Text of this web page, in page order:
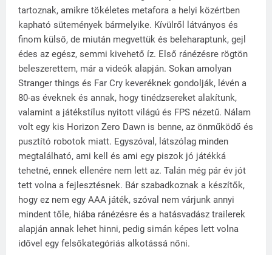
tartoznak, amikre tökéletes metafora a helyi közértben
kapható sütemények bármelyike. Kívülről látványos és
finom külső, de miután megvettük és beleharaptunk, gejl
édes az egész, semmi kivehető íz. Első ránézésre rögtön
beleszerettem, már a videók alapján. Sokan amolyan
Stranger things és Far Cry keveréknek gondolják, lévén a
80-as éveknek és annak, hogy tinédzsereket alakítunk,
valamint a játékstílus nyitott világú és FPS nézetű. Nálam
volt egy kis Horizon Zero Dawn is benne, az önműködő és
pusztító robotok miatt. Egyszóval, látszólag minden
megtalálható, ami kell és ami egy piszok jó játékká
tehetné, ennek ellenére nem lett az. Talán még pár év jót
tett volna a fejlesztésnek. Bár szabadkoznak a készítők,
hogy ez nem egy AAA játék, szóval nem várjunk annyi
mindent tőle, hiába ránézésre és a hatásvadász trailerek
alapján annak lehet hinni, pedig simán képes lett volna
idővel egy felsőkategóriás alkotássá nőni.